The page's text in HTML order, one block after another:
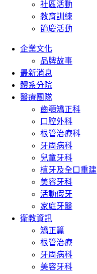
社區活動
教育訓練
節慶活動
企業文化
品牌故事
最新消息
體系分院
醫療團隊
齒顎矯正科
口腔外科
根管治療科
牙周病科
兒童牙科
植牙及全口重建
美容牙科
活動假牙
家庭牙醫
衛教資訊
矯正篇
根管治療
牙周病科
美容牙科